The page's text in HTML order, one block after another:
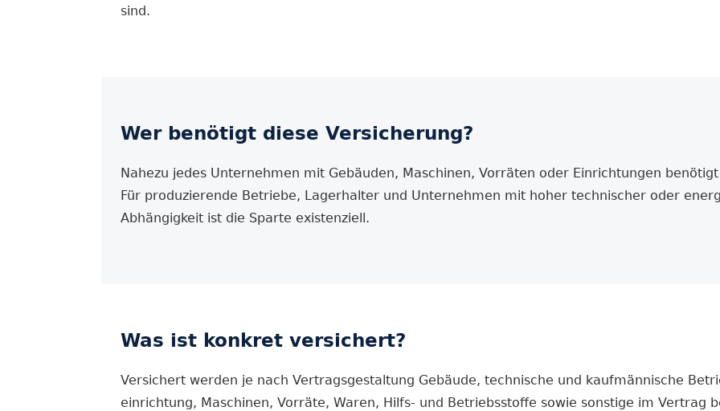
sind.
Wer benötigt diese Versicherung?
Nahezu jedes Unternehmen mit Gebäuden, Maschinen, Vorräten oder Einrichtungen
Für produzierende Betriebe, Lagerhalter und Unternehmen mit hoher technischer oder
Abhängigkeit ist die Sparte existenziell.
Was ist konkret versichert?
Versichert werden je nach Vertrags­gestaltung Gebäude, technische und kaufmännische
einrichtung, Maschinen, Vorräte, Waren, Hilfs- und Betriebsstoffe sowie sonstige im Vertrag